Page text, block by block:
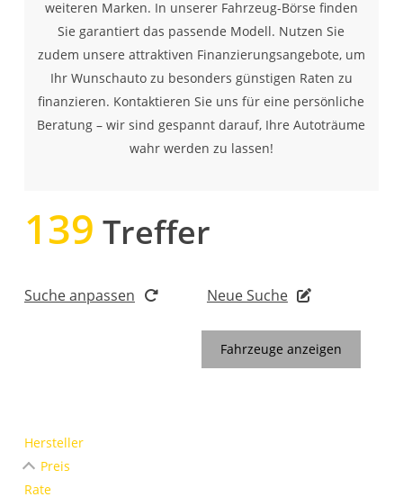
weiteren Marken. In unserer Fahrzeug-Börse finden
Sie garantiert das passende Modell. Nutzen Sie
zudem unsere attraktiven Finanzierungsangebote, um
Ihr Wunschauto zu besonders günstigen Raten zu
finanzieren. Kontaktieren Sie uns für eine persönliche
Beratung – wir sind gespannt darauf, Ihre Autoträume
wahr werden zu lassen!
139 Treffer
Suche anpassen Neue Suche
Fahrzeuge anzeigen
Hersteller
Preis
Rate